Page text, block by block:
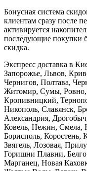
Бонусная система
клиентам сразу после
активируется
последующие покупки
скидка.
Экспресс доставка в
Запорожье, Львов,
Чернигов, Полтава,
Житомир, Сумы, Ровно,
Кропивницкий,
Никополь, Славянск,
Александрия,
Ковель, Нежин, Смела,
Борисполь,
Звягель, Лозовая,
Горишни Плавни,
Марганец, Новая